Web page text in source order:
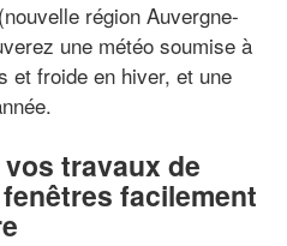
région Auvergne-
une météo soumise à
et froide en hiver, et une
travaux de
facilement